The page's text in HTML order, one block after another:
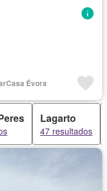
Évora
Lagarto
47 resultados